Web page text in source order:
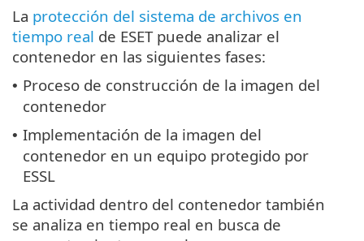
La protección del sistema de archivos en
tiempo real de ESET puede analizar el
contenedor en las siguientes fases:
• Proceso de construcción de la imagen del
contenedor
• Implementación de la imagen del
contenedor en un equipo protegido por
ESSL
La actividad dentro del contenedor también
se analiza en tiempo real en busca de